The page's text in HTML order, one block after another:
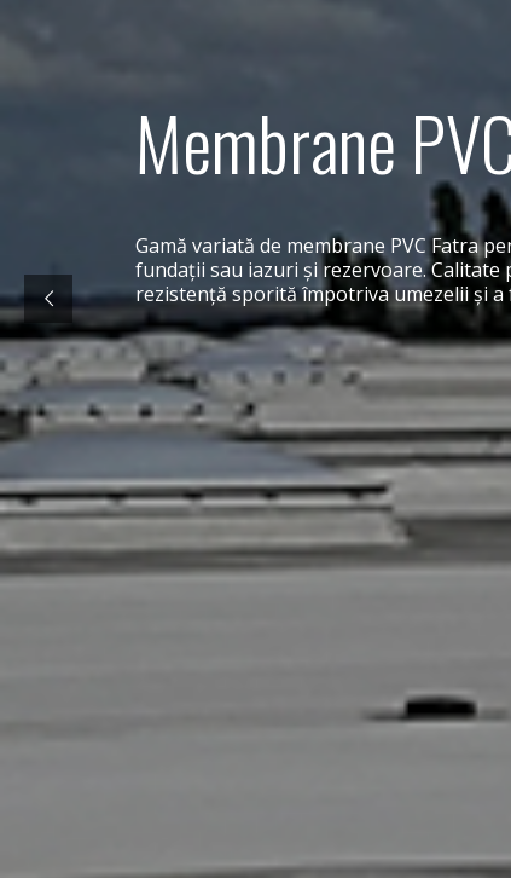
Membrane
Gamă variată de membrane PVC Fatra
fundaţii sau iazuri şi rezervoare. Calitate
rezistenţă sporită împotriva umezelii şi a